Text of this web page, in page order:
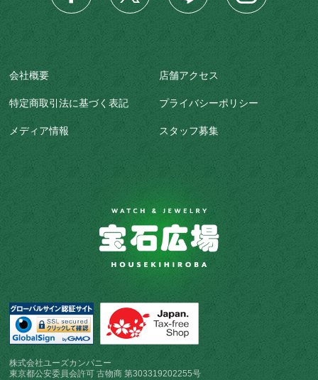
会社概要 店舗アクセス
特定商取引法に基づく表記 プライバシーポリシー
メディア情報 スタッフ募集
株式会社ユーズカンパニー
東京都公安委員会許可 古物商 第303319202255号